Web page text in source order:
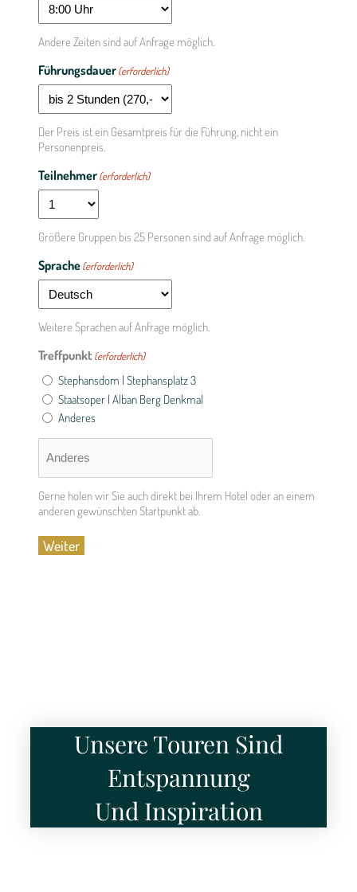
Andere Zeiten sind auf Anfrage möglich.
Führungsdauer(erforderlich)
Der Preis ist ein Gesamtpreis für die Führung, nicht ein
Personenpreis.
Teilnehmer(erforderlich)
Größere Gruppen bis 25 Personen sind auf Anfrage möglich.
Sprache(erforderlich)
Weitere Sprachen auf Anfrage möglich.
Treffpunkt (erforderlich)
Stephansdom | Stephansplatz 3
Staatsoper | Alban Berg Denkmal
Anderes
Gerne holen wir Sie auch direkt bei Ihrem Hotel oder an einem
anderen gewünschten Startpunkt ab.
Weiter
Unsere Touren Sind
Entspannung
Und Inspiration